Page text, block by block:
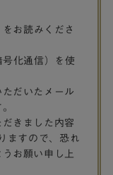
をお読みくださ
化通信）を使
だいたメール
きました内容
ますので、恐れ
お願い申し上